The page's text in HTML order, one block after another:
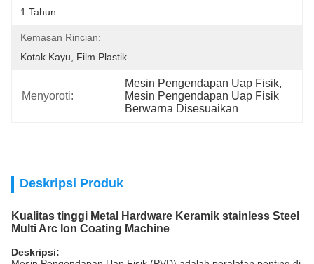
1 Tahun
Kemasan Rincian:
Kotak Kayu, Film Plastik
Menyoroti:
Mesin Pengendapan Uap Fisik,
Mesin Pengendapan Uap Fisik
Berwarna Disesuaikan
Deskripsi Produk
Kualitas tinggi Metal Hardware Keramik stainless Steel
Multi Arc Ion Coating Machine
Deskripsi: